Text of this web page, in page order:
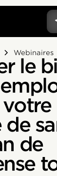
Webinaires
le
de